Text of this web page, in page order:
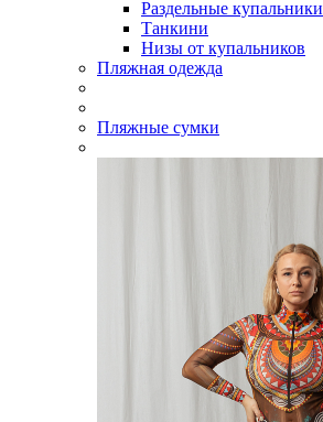
Раздельные купальники
Танкини
Низы от купальников
Пляжная одежда
Пляжные сумки